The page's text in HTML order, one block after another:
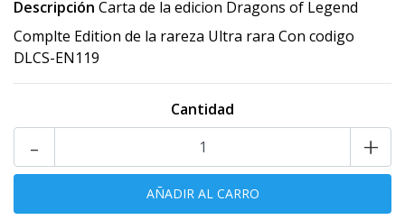
Descripción Carta de la edicion Dragons of Legend
Complte Edition de la rareza Ultra rara Con codigo
DLCS-EN119
Cantidad
+
-